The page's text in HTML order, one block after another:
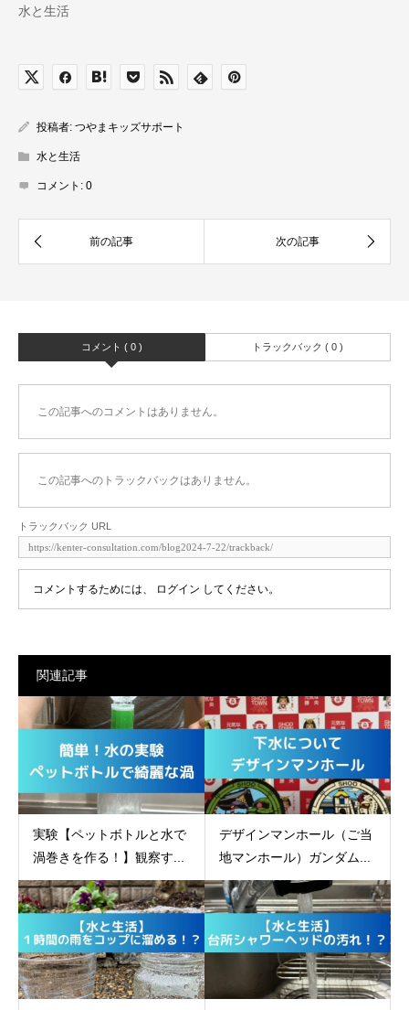
水と生活
投稿者: つやまキッズサポート
水と生活
コメント: 0
コメント ( 0 ) トラックバック ( 0 )
この記事へのコメントはありません。
この記事へのトラックバックはありません。
トラックバック URL
コメントするためには、 ログイン してください。
関連記事
実験【ペットボトルと水で
渦巻きを作る！】観察す...
デザインマンホール（ご当
地マンホール）ガンダム...